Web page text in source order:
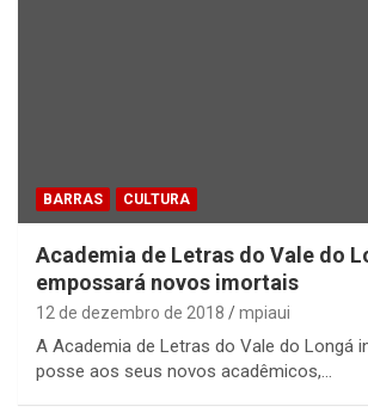
BARRAS CULTURA
Academia de Letras do Vale do
empossará novos imortais
12 de dezembro de 2018 mpiaui
A Academia de Letras do Vale do Longá
posse aos seus novos acadêmicos,…